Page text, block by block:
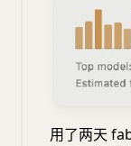
用了两天